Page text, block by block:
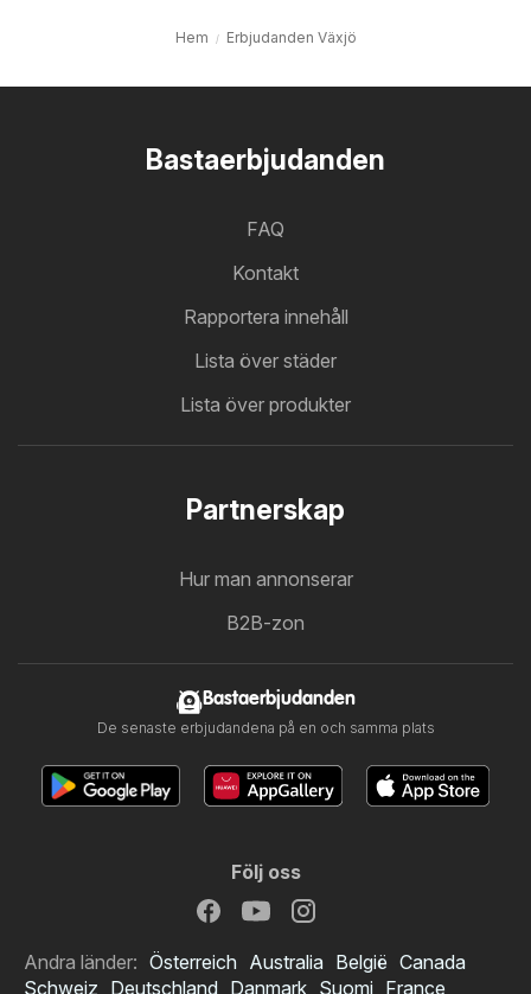
Hem Erbjudanden Växjö
Bastaerbjudanden
FAQ
Kontakt
Rapportera innehåll
Lista över städer
Lista över produkter
Partnerskap
Hur man annonserar
B2B-zon
Bastaerbjudanden
De senaste erbjudandena på en och samma plats
Följ oss
Andra länder: Österreich Australia België Canada
Schweiz Deutschland Danmark Suomi France